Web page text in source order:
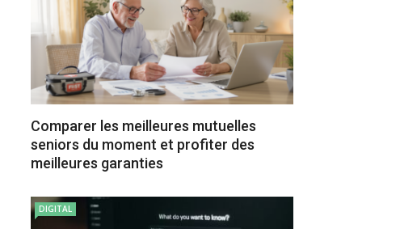
Comparer les meilleures mutuelles
seniors du moment et profiter des
meilleures garanties
DIGITAL